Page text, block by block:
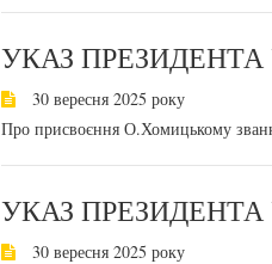
УКАЗ ПРЕЗИДЕНТА
30 вересня 2025 року
Про присвоєння О.Хомицькому
УКАЗ ПРЕЗИДЕНТА
30 вересня 2025 року